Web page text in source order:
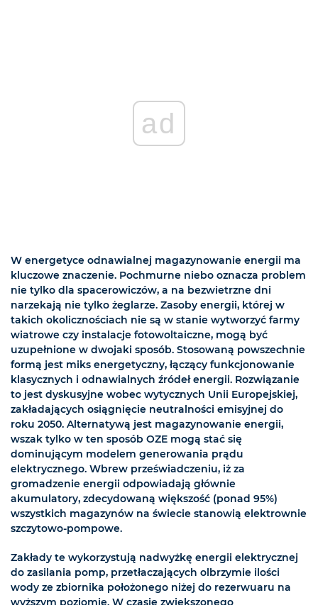
ad
W energetyce odnawialnej magazynowanie energii ma
kluczowe znaczenie. Pochmurne niebo oznacza problem
nie tylko dla spacerowiczów, a na bezwietrzne dni
narzekają nie tylko żeglarze. Zasoby energii, której w
takich okolicznościach nie są w stanie wytworzyć farmy
wiatrowe czy instalacje fotowoltaiczne, mogą być
uzupełnione w dwojaki sposób. Stosowaną powszechnie
formą jest miks energetyczny, łączący funkcjonowanie
klasycznych i odnawialnych źródeł energii. Rozwiązanie
to jest dyskusyjne wobec wytycznych Unii Europejskiej,
zakładających osiągnięcie neutralności emisyjnej do
roku 2050. Alternatywą jest magazynowanie energii,
wszak tylko w ten sposób OZE mogą stać się
dominującym modelem generowania prądu
elektrycznego. Wbrew przeświadczeniu, iż za
gromadzenie energii odpowiadają głównie
akumulatory, zdecydowaną większość (ponad 95%)
wszystkich magazynów na świecie stanowią elektrownie
szczytowo-pompowe.
Zakłady te wykorzystują nadwyżkę energii elektrycznej
do zasilania pomp, przetłaczających olbrzymie ilości
wody ze zbiornika położonego niżej do rezerwuaru na
wyższym poziomie. W czasie zwiększonego